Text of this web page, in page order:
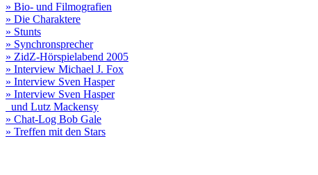
» Bio- und Filmografien
» Die Charaktere
» Stunts
» Synchronsprecher
» ZidZ-Hörspielabend 2005
» Interview Michael J. Fox
» Interview Sven Hasper
» Interview Sven Hasper
und Lutz Mackensy
» Chat-Log Bob Gale
» Treffen mit den Stars